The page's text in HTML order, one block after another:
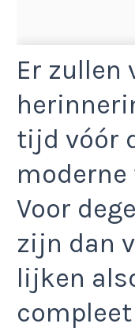
Er zullen
tijd vóór
Voor
zijn dan
lijken